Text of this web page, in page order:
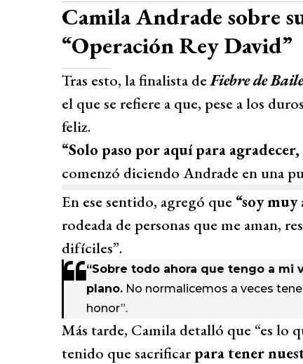
Camila Andrade sobre
“Operación Rey David”
Tras esto, la finalista deFiebre de Baile
el que se refiere a que, pese a los
feliz.
“Solo paso por aquí para
comenzó diciendo Andrade en una
En ese sentido, agregó que “soy
rodeada de personas que me aman,
difíciles”.
“Sobre todo ahora que tengo a
plano. No normalicemos a veces
honor”.
Más tarde, Camila detalló que “es lo
tenido que sacrificarpara tener